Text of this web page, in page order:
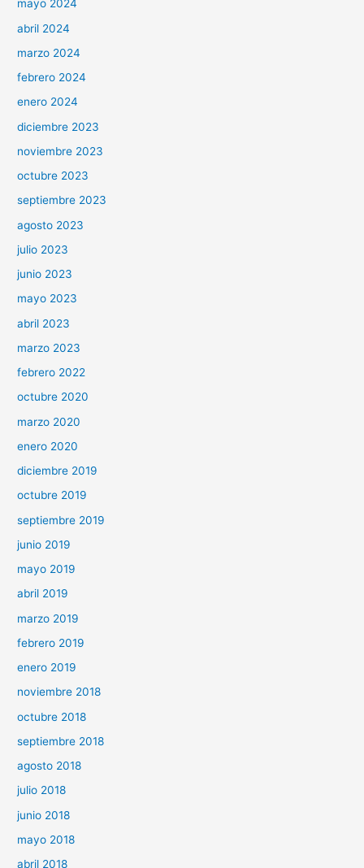
mayo 2024
abril 2024
marzo 2024
febrero 2024
enero 2024
diciembre 2023
noviembre 2023
octubre 2023
septiembre 2023
agosto 2023
julio 2023
junio 2023
mayo 2023
abril 2023
marzo 2023
febrero 2022
octubre 2020
marzo 2020
enero 2020
diciembre 2019
octubre 2019
septiembre 2019
junio 2019
mayo 2019
abril 2019
marzo 2019
febrero 2019
enero 2019
noviembre 2018
octubre 2018
septiembre 2018
agosto 2018
julio 2018
junio 2018
mayo 2018
abril 2018